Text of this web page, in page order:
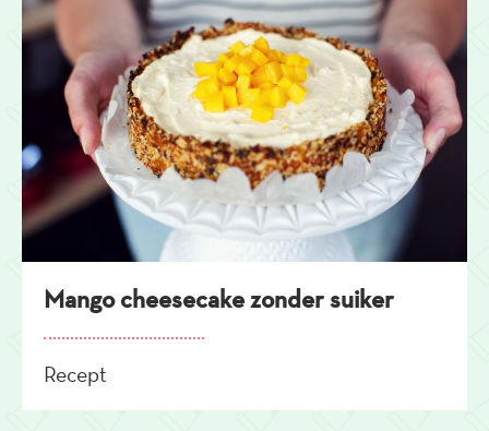
Mango cheesecake zonder suiker
Recept